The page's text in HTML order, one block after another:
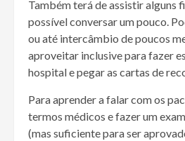
Também terá de assistir alguns
possível conversar um pouco.
ou até intercâmbio de poucos
aproveitar inclusive para fazer
hospital e pegar as cartas de
Para aprender a falar com os
termos médicos e fazer um
(mas suficiente para ser